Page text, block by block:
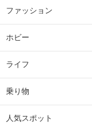
ファッション
ホビー
ライフ
乗り物
人気スポット